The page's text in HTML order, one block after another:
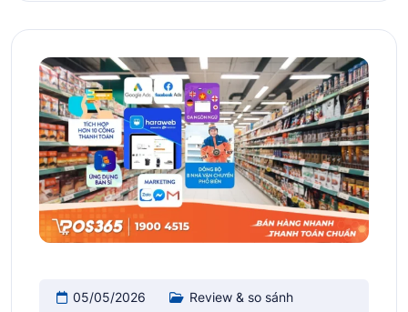
05/05/2026
Review & so sánh